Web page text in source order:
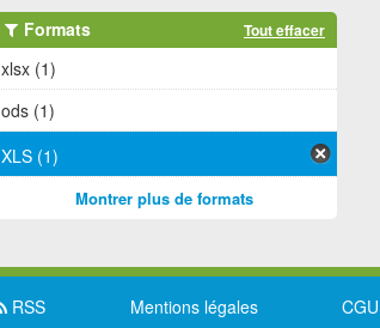
Formats Tout effacer
xlsx (1)
ods (1)
XLS (1)
Montrer plus de formats
RSS Mentions légales CGU